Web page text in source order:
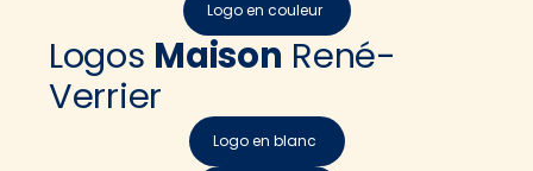
Logo en couleur
Logos Maison René-
Verrier
Logo en blanc